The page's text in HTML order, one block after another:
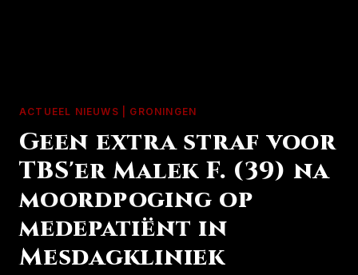
ACTUEEL NIEUWS | GRONINGEN
Geen extra straf voor
TBS'er Malek F. (39) na
moordpoging op
medepatiënt in
Mesdagkliniek